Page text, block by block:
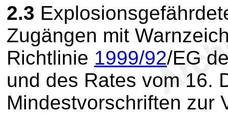
2.3
Zugängen mit
Richtlinie 1999/92/EG
und des Rates vom 16.
Mindestvorschriften zur